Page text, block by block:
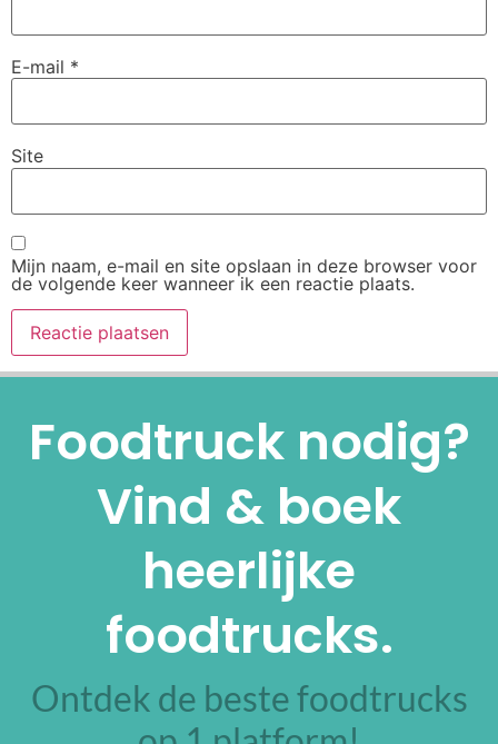
E-mail *
Site
Mijn naam, e-mail en site opslaan in deze browser voor
de volgende keer wanneer ik een reactie plaats.
Foodtruck nodig?
Vind & boek
heerlijke
foodtrucks.
Ontdek de beste foodtrucks